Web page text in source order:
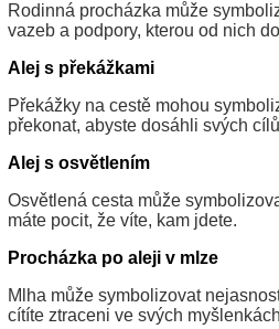
Rodinná procházka může
vazeb a podpory, kterou od nich
Alej s překážkami
Překážky na cestě mohou
překonat, abyste dosáhli svých
Alej s osvětlením
Osvětlená cesta může
máte pocit, že víte, kam jdete.
Procházka po aleji v mlze
Mlha může symbolizovat
cítíte ztraceni ve svých